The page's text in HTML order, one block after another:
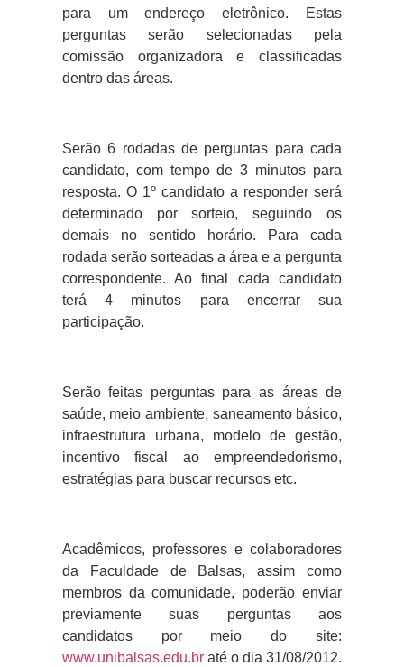
para um endereço eletrônico. Estas
perguntas serão selecionadas pela
comissão organizadora e classificadas
dentro das áreas.
Serão 6 rodadas de perguntas para cada
candidato, com tempo de 3 minutos para
resposta. O 1º candidato a responder será
determinado por sorteio, seguindo os
demais no sentido horário. Para cada
rodada serão sorteadas a área e a pergunta
correspondente. Ao final cada candidato
terá 4 minutos para encerrar sua
participação.
Serão feitas perguntas para as áreas de
saúde, meio ambiente, saneamento básico,
infraestrutura urbana, modelo de gestão,
incentivo fiscal ao empreendedorismo,
estratégias para buscar recursos etc.
Acadêmicos, professores e colaboradores
da Faculdade de Balsas, assim como
membros da comunidade, poderão enviar
previamente suas perguntas aos
candidatos por meio do site:
www.unibalsas.edu.braté o dia 31/08/2012.